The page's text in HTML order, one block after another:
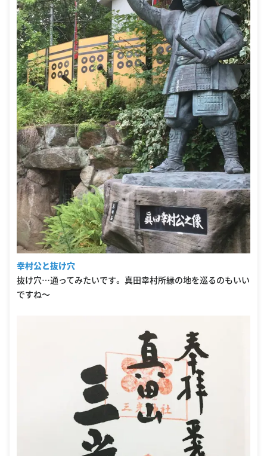
幸村公と抜け穴
抜け穴…通ってみたいです。 真田幸村所縁の地を巡るのもいい
ですね〜